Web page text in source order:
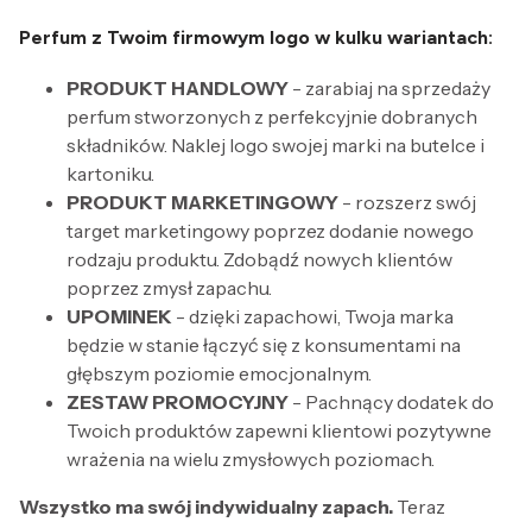
Perfum z Twoim firmowym logo w kulku wariantach:
PRODUKT HANDLOWY - zarabiaj na sprzedaży
perfum stworzonych z perfekcyjnie dobranych
składników. Naklej logo swojej marki na butelce i
kartoniku.
PRODUKT MARKETINGOWY - rozszerz swój
target marketingowy poprzez dodanie nowego
rodzaju produktu. Zdobądź nowych klientów
poprzez zmysł zapachu.
UPOMINEK - dzięki zapachowi, Twoja marka
będzie w stanie łączyć się z konsumentami na
głębszym poziomie emocjonalnym.
ZESTAW PROMOCYJNY - Pachnący dodatek do
Twoich produktów zapewni klientowi pozytywne
wrażenia na wielu zmysłowych poziomach.
Wszystko ma swój indywidualny zapach. Teraz